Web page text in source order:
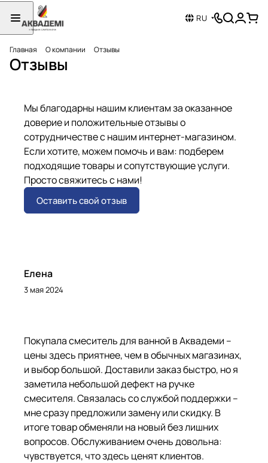
RU
Главная О компании Отзывы
Отзывы
Мы благодарны нашим клиентам за оказанное
доверие и положительные отзывы о
сотрудничестве с нашим интернет-магазином.
Если хотите, можем помочь и вам: подберем
подходящие товары и сопутствующие услуги.
Просто свяжитесь с нами!
Оставить свой отзыв
Елена
3 мая 2024
Покупала смеситель для ванной в Аквадеми –
цены здесь приятнее, чем в обычных магазинах,
и выбор большой. Доставили заказ быстро, но я
заметила небольшой дефект на ручке
смесителя. Связалась со службой поддержки –
мне сразу предложили замену или скидку. В
итоге товар обменяли на новый без лишних
вопросов. Обслуживанием очень довольна:
чувствуется, что здесь ценят клиентов.